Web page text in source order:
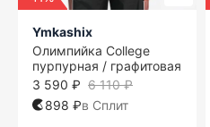
Ymkashix
Олимпийка College
пурпурная / графитовая
6 110 ₽
3 590 ₽
898 ₽в Сплит